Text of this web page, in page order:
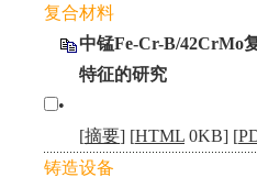
复合材料
中锰Fe-Cr-B/42CrMo
特征的研究
•
[摘要] [HTML 0KB] [
铸造设备